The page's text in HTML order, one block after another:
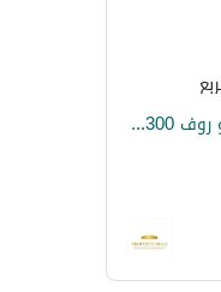
اخر فيلا تاون هاوس للبيع 424 م و برايفت جاردن و روف 300 م 4 غرف فيو دايركت علي لاند سكيب و ليك اخر يونت برايم لوكيشن townhouse villa